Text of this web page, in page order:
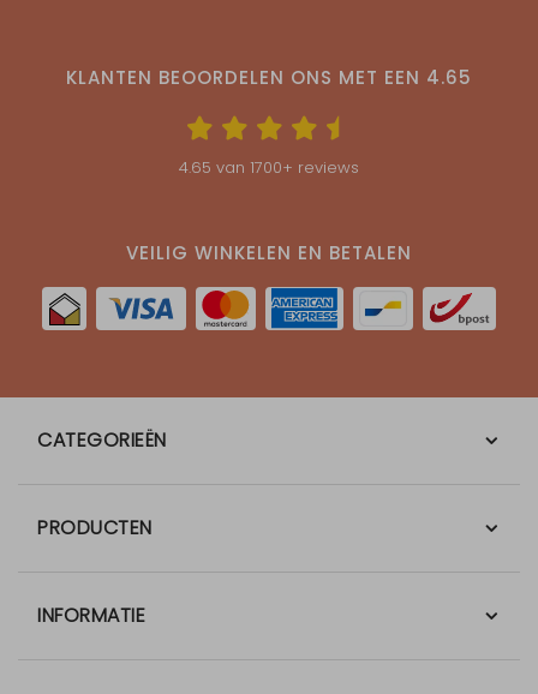
KLANTEN BEOORDELEN ONS MET EEN 4.65
4.65 van 1700+ reviews
VEILIG WINKELEN EN BETALEN
CATEGORIEËN
PRODUCTEN
INFORMATIE